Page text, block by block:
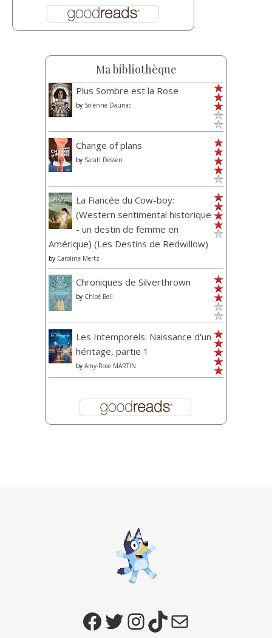
Ma bibliothèque
Plus Sombre est la Rose
by Solenne Dauriac
Change of plans
by Sarah Dessen
La Fiancée du Cow-boy:
(Western sentimental historique
- un destin de femme en
Amérique) (Les Destins de Redwillow)
by Caroline Mertz
Chroniques de Silverthrown
by Chloé Bell
Les Intemporels: Naissance d'un
héritage, partie 1
by Amy-Rose MARTIN
Facebook
TwitterInstagram
TikTokE-mail